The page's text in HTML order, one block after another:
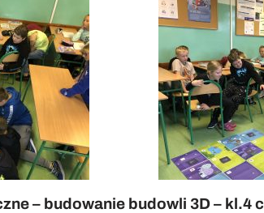
– budowanie budowli 3D – kl.4 c